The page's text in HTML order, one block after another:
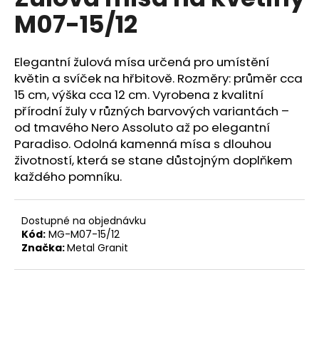
0,0
hvězdiček.
M07-15/12
Elegantní žulová mísa určená pro umístění
květin a svíček na hřbitově. Rozměry: průměr cca
15 cm, výška cca 12 cm. Vyrobena z kvalitní
přírodní žuly v různých barvových variantách –
od tmavého Nero Assoluto až po elegantní
Paradiso. Odolná kamenná mísa s dlouhou
životností, která se stane důstojným doplňkem
každého pomníku.
Dostupné na objednávku
Kód: MG-M07-15/12
Značka:Metal Granit
a
j
í
t
?
HLEDAT
D
o
o